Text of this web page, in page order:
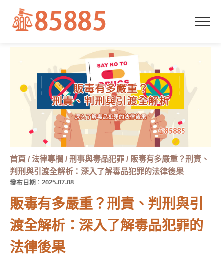
首頁 /法律專欄 /刑事與毒品犯罪 / 販毒有多嚴重？刑責、
判刑與引渡全解析：深入了解毒品犯罪的法律後果
發布日期：2025-07-08
販毒有多嚴重？刑責、判刑與引
渡全解析：深入了解毒品犯罪的
法律後果